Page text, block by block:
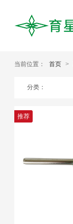
当前位置： 首页 >
分类：
推荐